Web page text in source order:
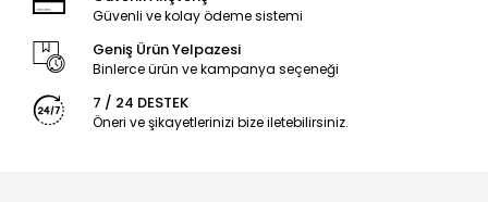
Güvenli ve kolay ödeme sistemi
Geniş Ürün Yelpazesi
Binlerce ürün ve kampanya seçeneği
7 / 24 DESTEK
Öneri ve şikayetlerinizi bize iletebilirsiniz.